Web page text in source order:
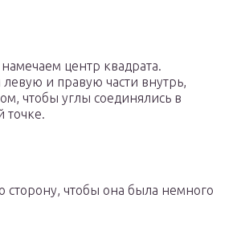
центр квадрата.
и правую части внутрь,
чтобы углы соединялись в
точке.
чтобы она была немного